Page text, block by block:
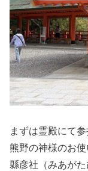
まずは霊殿にて
熊野の神様のお
縣彦社（みあがた